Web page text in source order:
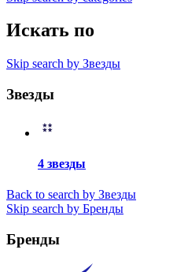
Искать по
Skip search by Звезды
Звезды
4 звезды
Back to search by Звезды
Skip search by Бренды
Бренды